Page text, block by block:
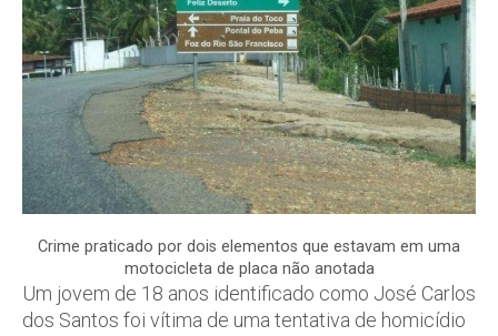
Crime praticado por dois elementos que estavam em uma
motocicleta de placa não anotada
Um jovem de 18 anos identificado como José Carlos
dos Santos foi vítima de uma tentativa de homicídio